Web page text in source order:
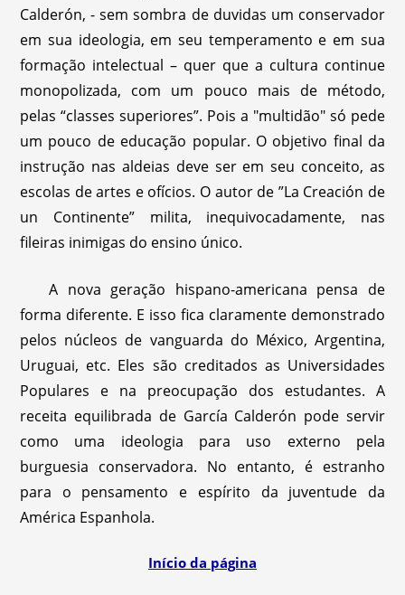
Calderón, - sem sombra de duvidas um conservador
em sua ideologia, em seu temperamento e em sua
formação intelectual – quer que a cultura continue
monopolizada, com um pouco mais de método,
pelas “classes superiores”. Pois a "multidão" só pede
um pouco de educação popular. O objetivo final da
instrução nas aldeias deve ser em seu conceito, as
escolas de artes e ofícios. O autor de ”La Creación de
un Continente” milita, inequivocadamente, nas
fileiras inimigas do ensino único.
A nova geração hispano-americana pensa de
forma diferente. E isso fica claramente demonstrado
pelos núcleos de vanguarda do México, Argentina,
Uruguai, etc. Eles são creditados as Universidades
Populares e na preocupação dos estudantes. A
receita equilibrada de García Calderón pode servir
como uma ideologia para uso externo pela
burguesia conservadora. No entanto, é estranho
para o pensamento e espírito da juventude da
América Espanhola.
Início da página